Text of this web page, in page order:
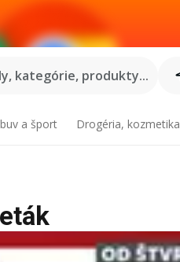
kategórie, produkty...
a šport Drogéria, kozmetika